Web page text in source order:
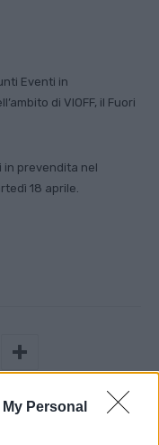
Personal
Eventi in
di VIOFF, il Fuori
in prevendita nel
18 aprile.